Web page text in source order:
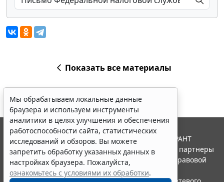
Показать все материалы
Мы обрабатываем локальные данные
браузера и используем инструменты
аналитики в целях улучшения и обеспечения
работоспособности сайта, статистических
исследований и обзоров. Вы можете
запретить обработку указанных данных в
настройках браузера. Пожалуйста,
ознакомьтесь с условиями их обработки.
© ООО "НПП "ГАРАНТ-СЕРВИС", 2026. Система ГАРАНТ
выпускается с 1990 года. Компания "Гарант" и ее партнеры
являются участниками Российской ассоциации правовой
информации ГАРАНТ.